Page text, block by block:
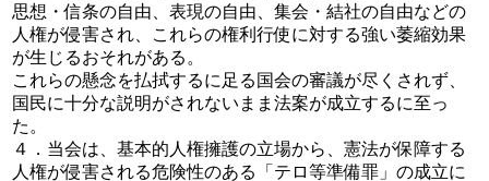
思想・信条の自由、表現の自由、集会・結社の自由などの
人権が侵害され、これらの権利行使に対する強い萎縮効果
が生じるおそれがある。
これらの懸念を払拭するに足る国会の審議が尽くされず、
国民に十分な説明がされないまま法案が成立するに至っ
た。
４．当会は、基本的人権擁護の立場から、憲法が保障する
人権が侵害される危険性のある「テロ等準備罪」の成立に